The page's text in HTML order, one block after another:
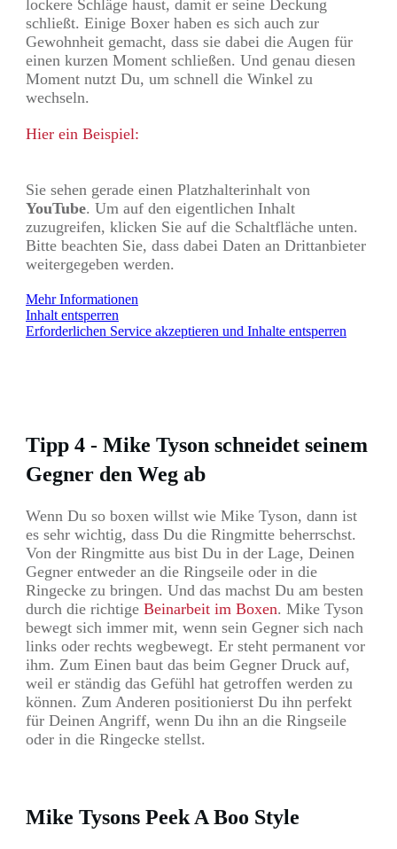
lockere Schläge haust, damit er seine Deckung
schließt. Einige Boxer haben es sich auch zur
Gewohnheit gemacht, dass sie dabei die Augen für
einen kurzen Moment schließen. Und genau diesen
Moment nutzt Du, um schnell die Winkel zu
wechseln.
Hier ein Beispiel:
Sie sehen gerade einen Platzhalterinhalt von
YouTube. Um auf den eigentlichen Inhalt
zuzugreifen, klicken Sie auf die Schaltfläche unten.
Bitte beachten Sie, dass dabei Daten an Drittanbieter
weitergegeben werden.
Mehr Informationen
Inhalt entsperren
Erforderlichen Service akzeptieren und Inhalte entsperren
Tipp 4 - Mike Tyson schneidet seinem
Gegner den Weg ab
Wenn Du so boxen willst wie Mike Tyson, dann ist
es sehr wichtig, dass Du die Ringmitte beherrschst.
Von der Ringmitte aus bist Du in der Lage, Deinen
Gegner entweder an die Ringseile oder in die
Ringecke zu bringen. Und das machst Du am besten
durch die richtige Beinarbeit im Boxen. Mike Tyson
bewegt sich immer mit, wenn sein Gegner sich nach
links oder rechts wegbewegt. Er steht permanent vor
ihm. Zum Einen baut das beim Gegner Druck auf,
weil er ständig das Gefühl hat getroffen werden zu
können. Zum Anderen positionierst Du ihn perfekt
für Deinen Angriff, wenn Du ihn an die Ringseile
oder in die Ringecke stellst.
Mike Tysons Peek A Boo Style